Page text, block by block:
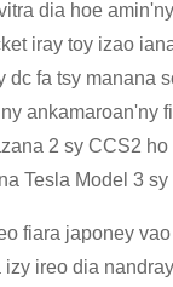
dia hoe
iray toy izao
dc fa tsy manana
ankamaroan'ny
2 sy CCS2
Tesla Model 3 sy
fiara japoney
ireo dia